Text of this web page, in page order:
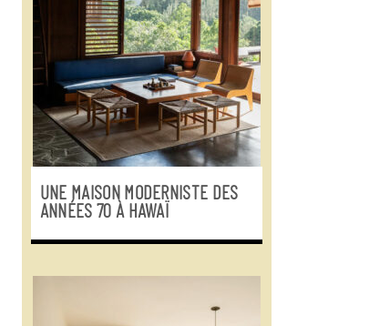
UNE MAISON MODERNISTE DES
ANNÉES 70 À HAWAÏ